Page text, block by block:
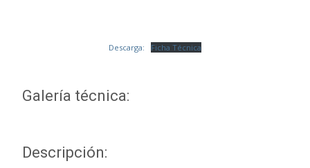
Descarga: Ficha Técnica
Galería técnica:
Descripción: